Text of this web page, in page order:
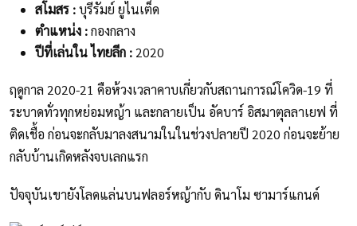
สโมสร :บุรีรัมย์ ยูไนเต็ด
ตำแหน่ง :กองกลาง
ปีที่เล่นใน ไทยลีก :2020
ฤดูกาล 2020-21 คือห้วงเวลาคาบเกี่ยวกับสถานการณ์โควิด-19 ที่
ระบาดทั่วทุกหย่อมหญ้า และกลายเป็น อัคบาร์ อิสมาตุลลาเยฟ ที่
ติดเชื้อ ก่อนจะกลับมาลงสนามในในช่วงปลายปี 2020 ก่อนจะย้าย
กลับบ้านเกิดหลังจบเลกแรก
ปัจจุบันเขายังโลดแล่นบนฟลอร์หญ้ากับ ดินาโม ซามาร์แกนด์